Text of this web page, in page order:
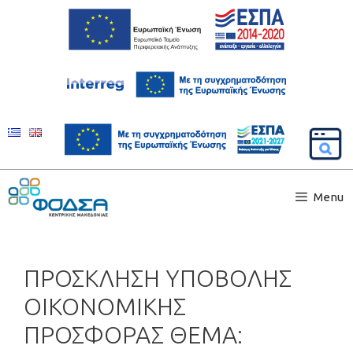
Menu
ΠΡΟΣΚΛΗΣΗ ΥΠΟΒΟΛΗΣ
ΟΙΚΟΝΟΜΙΚΗΣ
ΠΡΟΣΦΟΡΑΣ ΘΕΜΑ: